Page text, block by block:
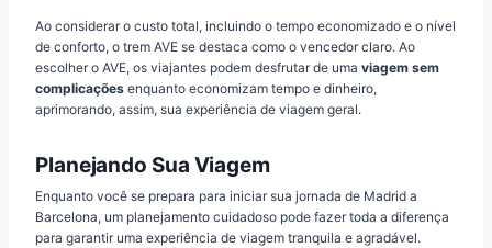
Ao considerar o custo total, incluindo o tempo economizado e o nível
de conforto, o trem AVE se destaca como o vencedor claro. Ao
escolher o AVE, os viajantes podem desfrutar de uma viagem sem
complicações enquanto economizam tempo e dinheiro,
aprimorando, assim, sua experiência de viagem geral.
Planejando Sua Viagem
Enquanto você se prepara para iniciar sua jornada de Madrid a
Barcelona, um planejamento cuidadoso pode fazer toda a diferença
para garantir uma experiência de viagem tranquila e agradável.